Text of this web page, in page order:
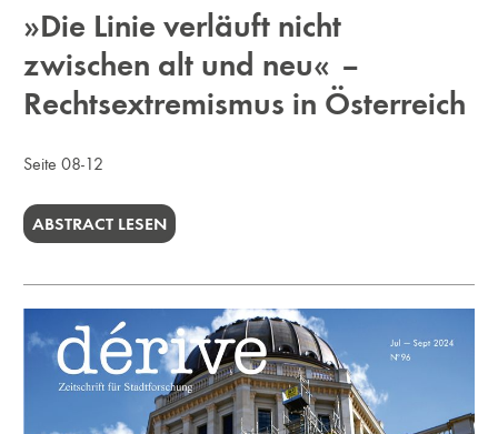
»Die Linie verläuft nicht
zwischen alt und neu« –
Rechtsextremismus in Österreich
Seite 08-12
ABSTRACT LESEN